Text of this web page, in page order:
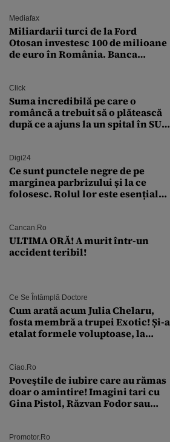
Mediafax
Miliardarii turci de la Ford
Otosan investesc 100 de milioane
de euro în România. Banca
Click
Suma incredibilă pe care o
româncă a trebuit să o plătească
după ce a ajuns la un spital în SUA:
Digi24
Ce sunt punctele negre de pe
marginea parbrizului și la ce
folosesc. Rolul lor este esențial
Cancan.ro
ULTIMA ORĂ! A murit într-un
accident teribil!
Ce Se Întâmplă Doctore
Cum arată acum Julia Chelaru,
fosta membră a trupei Exotic! Și-a
etalat formele voluptoase, la
Ciao.ro
Poveştile de iubire care au rămas
doar o amintire! Imagini tari cu
Gina Pistol, Răzvan Fodor sau
Promotor.ro